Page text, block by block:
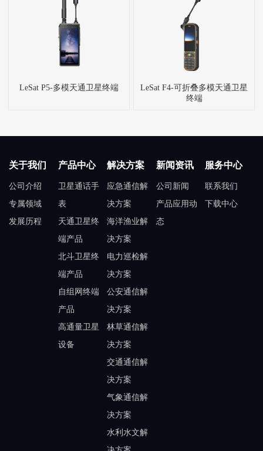
LeSat P5-多模天通卫星终端
LeSat F4-可折叠多模天通卫星
终端
关于我们
公司介绍
专属领域
发展历程
产品中心
卫星通话手
表
天通卫星终
端产品
北斗卫星终
端产品
自组网终端
产品
高通量卫星
设备
解决方案
应急通信解
决方案
海洋渔业解
决方案
电力巡检解
决方案
公安通信解
决方案
林草通信解
决方案
交通通信解
决方案
气象通信解
决方案
水利水文解
新闻资讯
公司新闻
产品应用动
态
服务中心
联系我们
下载中心